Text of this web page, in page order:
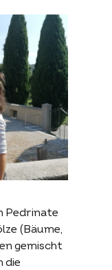
Pedrinate
(Bäume,
gemischt
die